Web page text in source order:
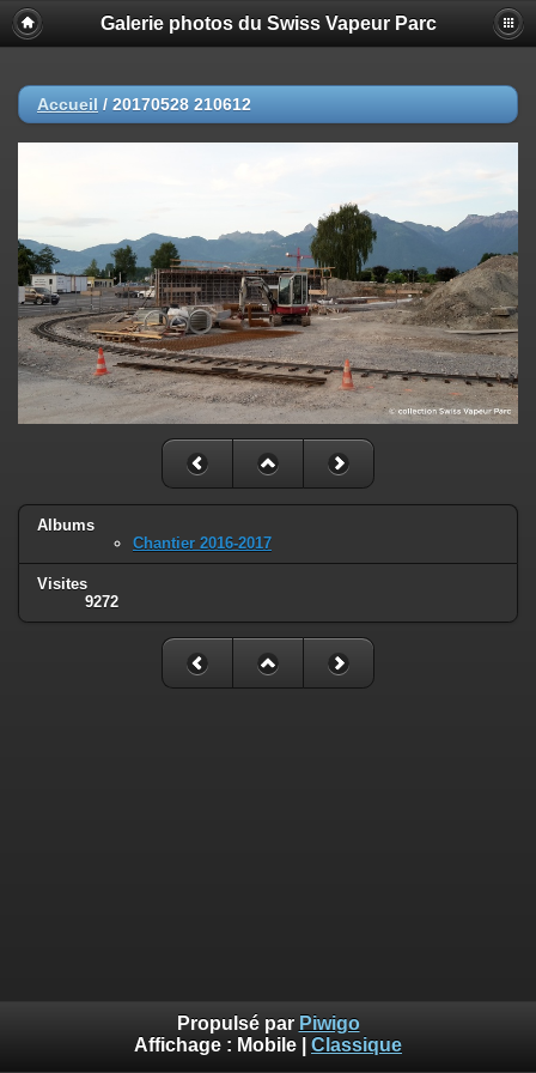
Galerie photos du Swiss Vapeur Parc
Accueil / 20170528 210612
Albums
Chantier 2016-2017
Visites
9272
Propulsé par Piwigo
Affichage : Mobile Classique